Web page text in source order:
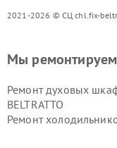
2021-2026 © СЦ chl.fix-
Мы ремонтируем
Ремонт духовых
BELTRATTO
Ремонт